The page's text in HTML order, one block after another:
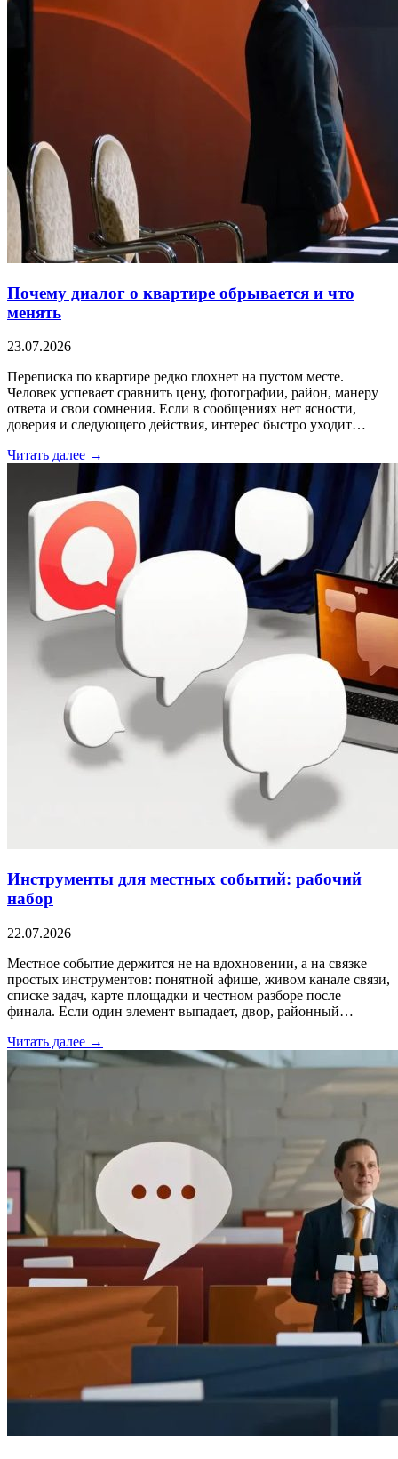
Почему диалог о квартире обрывается и что
менять
23.07.2026
Переписка по квартире редко глохнет на пустом месте.
Человек успевает сравнить цену, фотографии, район, манеру
ответа и свои сомнения. Если в сообщениях нет ясности,
доверия и следующего действия, интерес быстро уходит…
Читать далее →
Инструменты для местных событий: рабочий
набор
22.07.2026
Местное событие держится не на вдохновении, а на связке
простых инструментов: понятной афише, живом канале связи,
списке задач, карте площадки и честном разборе после
финала. Если один элемент выпадает, двор, районный…
Читать далее →